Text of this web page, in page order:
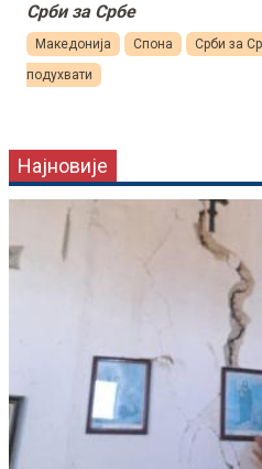
Срби за Србе
Македонија Спона Срби за
подухвати
Најновије